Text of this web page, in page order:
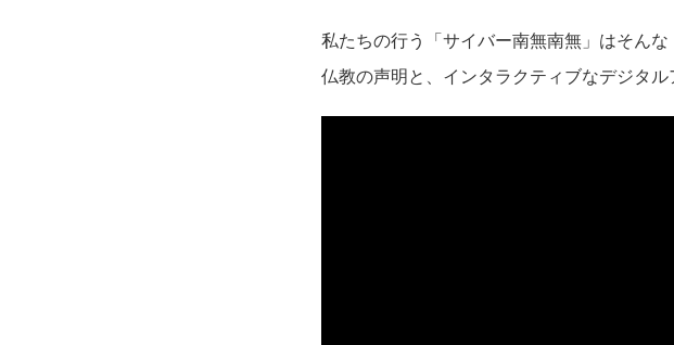
私たちの行う「サイバー南無南無」はそん
仏教の声明と、インタラクティブなデジタ